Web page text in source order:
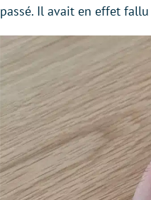
passé. Il avait en effet